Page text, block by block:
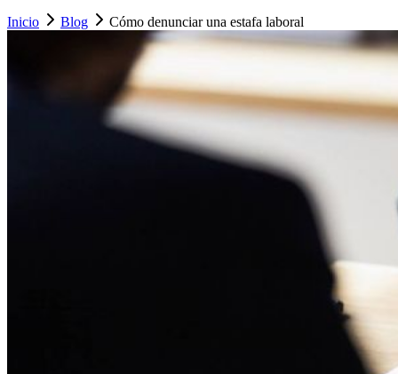
Inicio Blog Cómo denunciar una estafa laboral